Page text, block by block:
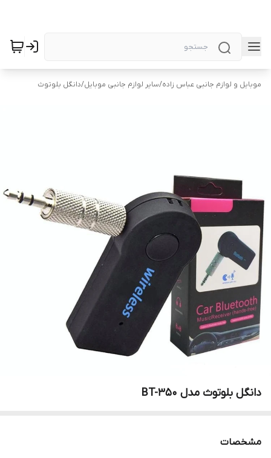
موبایل و لوازم جانبی عباس زاده/سایر لوازم جانبی موبایل/دانگل بلوتوث
دانگل بلوتوث مدل BT-350
مشخصات